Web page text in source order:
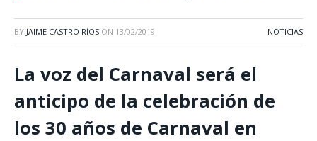
BY JAIME CASTRO RÍOS ON 13/02/2019 NOTICIAS
La voz del Carnaval será el
anticipo de la celebración de
los 30 años de Carnaval en